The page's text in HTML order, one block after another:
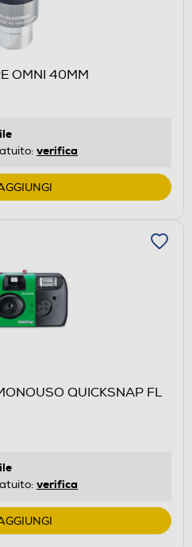
OMNI 40MM
verifica
QUICKSNAP FL
verifica